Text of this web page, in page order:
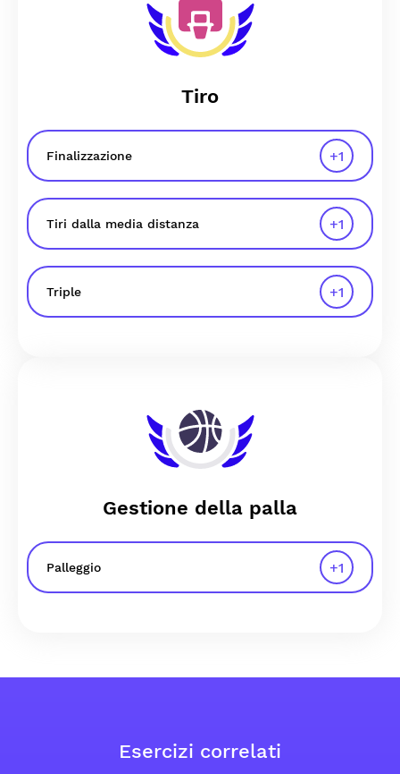
Tiro
Finalizzazione +1
Tiri dalla media distanza +1
Triple +1
Gestione della palla
Palleggio +1
Esercizi correlati